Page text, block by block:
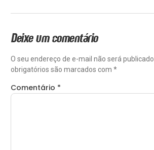
Deixe um comentário
O seu endereço de e-mail não será publicado.
obrigatórios são marcados com *
Comentário *